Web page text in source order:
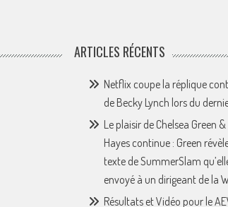
ARTICLES RÉCENTS
Netflix coupe la réplique
de Becky Lynch lors du
Le plaisir de Chelsea Green
Hayes continue : Green
texte de SummerSlam
envoyé à un dirigeant de la
Résultats et Vidéo pour le